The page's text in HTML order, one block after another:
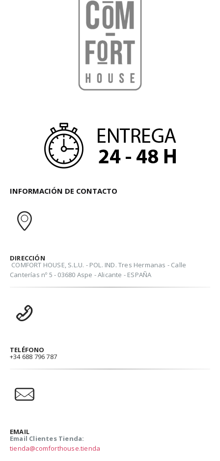
INFORMACIÓN DE CONTACTO
DIRECCIÓN
COMFORT HOUSE, S.L.U. - POL. IND. Tres Hermanas - Calle
Canterías nº 5 - 03680 Aspe - Alicante - ESPAÑA
TELÉFONO
+34 688 796 787
EMAIL
Email Clientes Tienda:
tienda@comforthouse.tienda